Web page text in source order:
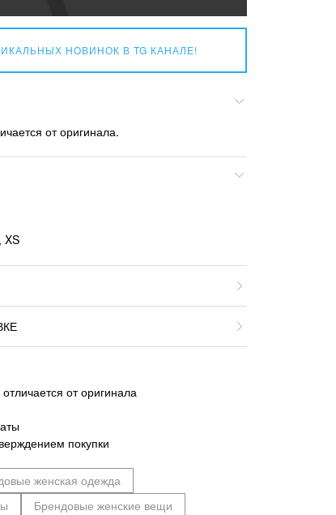
НОВИНОК В TG КАНАЛЕ!
от оригинала.
XS
от оригинала
покупки
женская одежда
Брендовые женские вещи